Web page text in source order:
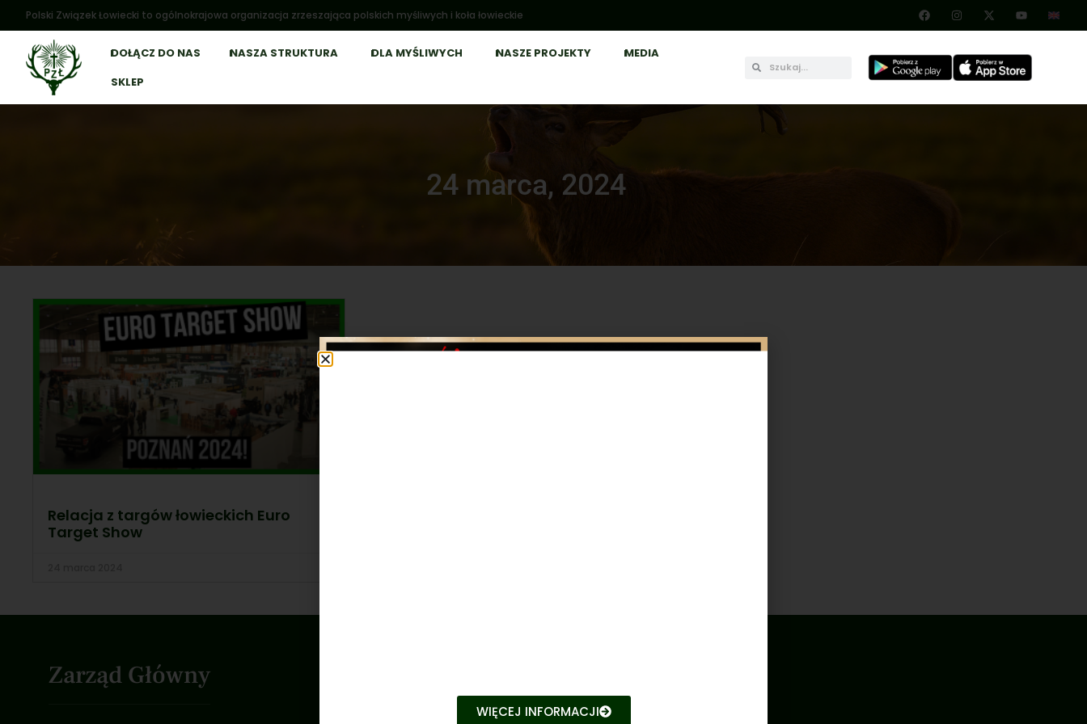
Polski Związek Łowiecki to ogólnokrajowa organizacja zrzeszająca polskich myśliwych i koła łowieckie
DOŁĄCZ DO NAS NASZA STRUKTURA DLA MYŚLIWYCH NASZE PROJEKTY
MEDIA
SKLEP
24 marca, 2024
Relacja z targów łowieckich Euro
Target Show
Zarząd Główny
WIĘCEJ INFORMACJI